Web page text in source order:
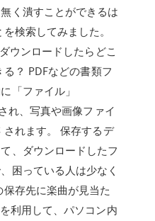
く潰すことができるは
検索してみました。
ウンロードしたらどこ
？ PDFなどの書類フ
「ファイル」
れ、写真や画像ファイ
れます。 保存するデ
、ダウンロードしたフ
困っている人は少なく
存先に楽曲が見当た
利用して、パソコン内